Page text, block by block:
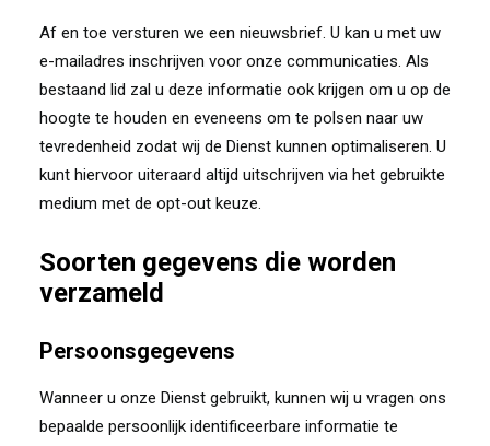
Af en toe versturen we een nieuwsbrief. U kan u met uw
e-mailadres inschrijven voor onze communicaties. Als
bestaand lid zal u deze informatie ook krijgen om u op de
hoogte te houden en eveneens om te polsen naar uw
tevredenheid zodat wij de Dienst kunnen optimaliseren. U
kunt hiervoor uiteraard altijd uitschrijven via het gebruikte
medium met de opt-out keuze.
Soorten gegevens die worden
verzameld
Persoonsgegevens
Wanneer u onze Dienst gebruikt, kunnen wij u vragen ons
bepaalde persoonlijk identificeerbare informatie te